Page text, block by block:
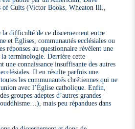
of Cults (Victor Books, Wheaton Ill.,
difficulté de ce discernement entre
et Églises, communautés ecclésiales ou
réponses au questionnaire révèlent une
terminologie. Derrière cette
une connaissance insuffisante des autres
Il en résulte parfois une
les communautés chrétiennes qui ne
avec l’Église catholique. Enfin,
groupes adeptes d’autres grandes
mais peu répandues dans